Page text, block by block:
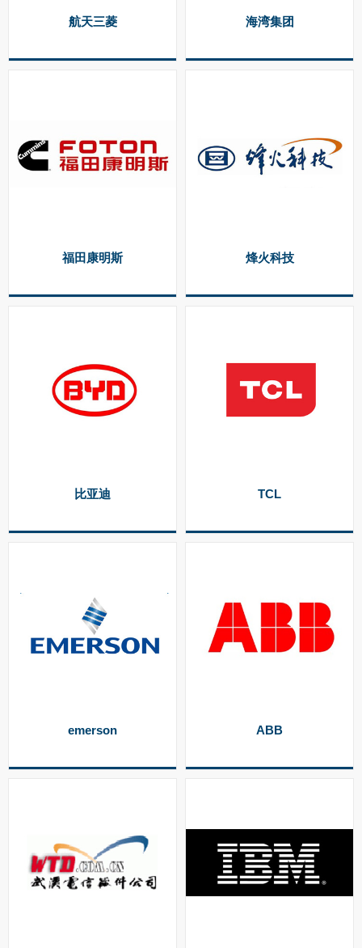
航天三菱 海湾集团
福田康明斯 烽火科技
比亚迪 TCL
emerson ABB